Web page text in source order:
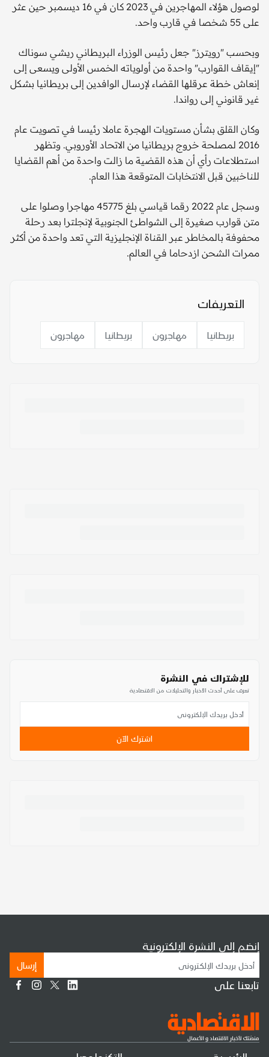
لوصول هؤلاء المهاجرين في 2023 كان في 16 ديسمبر حين عثر
على 55 شخصا في قارب واحد.
وبحسب "رويترز" جعل رئيس الوزراء البريطاني ريشي سوناك
"إيقاف القوارب" واحدة من أولوياته الخمس الأولى ويسعى إلى
إنعاش خطة عرقلها القضاء لإرسال الوافدين إلى بريطانيا بشكل
غير قانوني إلى رواندا.
وكان القلق بشأن مستويات الهجرة عاملا رئيسا في تصويت عام
2016 لمصلحة خروج بريطانيا من الاتحاد الأوروبي. وتظهر
استطلاعات رأي أن هذه القضية ما زالت واحدة من أهم القضايا
للناخبين قبل الانتخابات المتوقعة هذا العام.
وسجل عام 2022 رقما قياسي بلغ 45775 مهاجرا وصلوا على
متن قوارب صغيرة إلى الشواطئ الجنوبية لإنجلترا بعد رحلة
محفوفة بالمخاطر عبر القناة الإنجليزية التي تعد واحدة من أكثر
ممرات الشحن ازدحاما في العالم.
التعريفات
بريطانيا مهاجرون بريطانيا مهاجرون
للإشتراك في النشرة
تعرف على أحدث الأخبار والتحليلات من الاقتصادية
اشترك الآن
إنضم إلى النشرة الإلكترونية
إرسال
تابعنا على